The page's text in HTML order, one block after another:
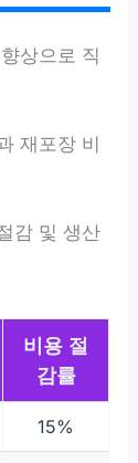
상으로 직
재포장 비
감 및 생산
비용 절
감률
15%